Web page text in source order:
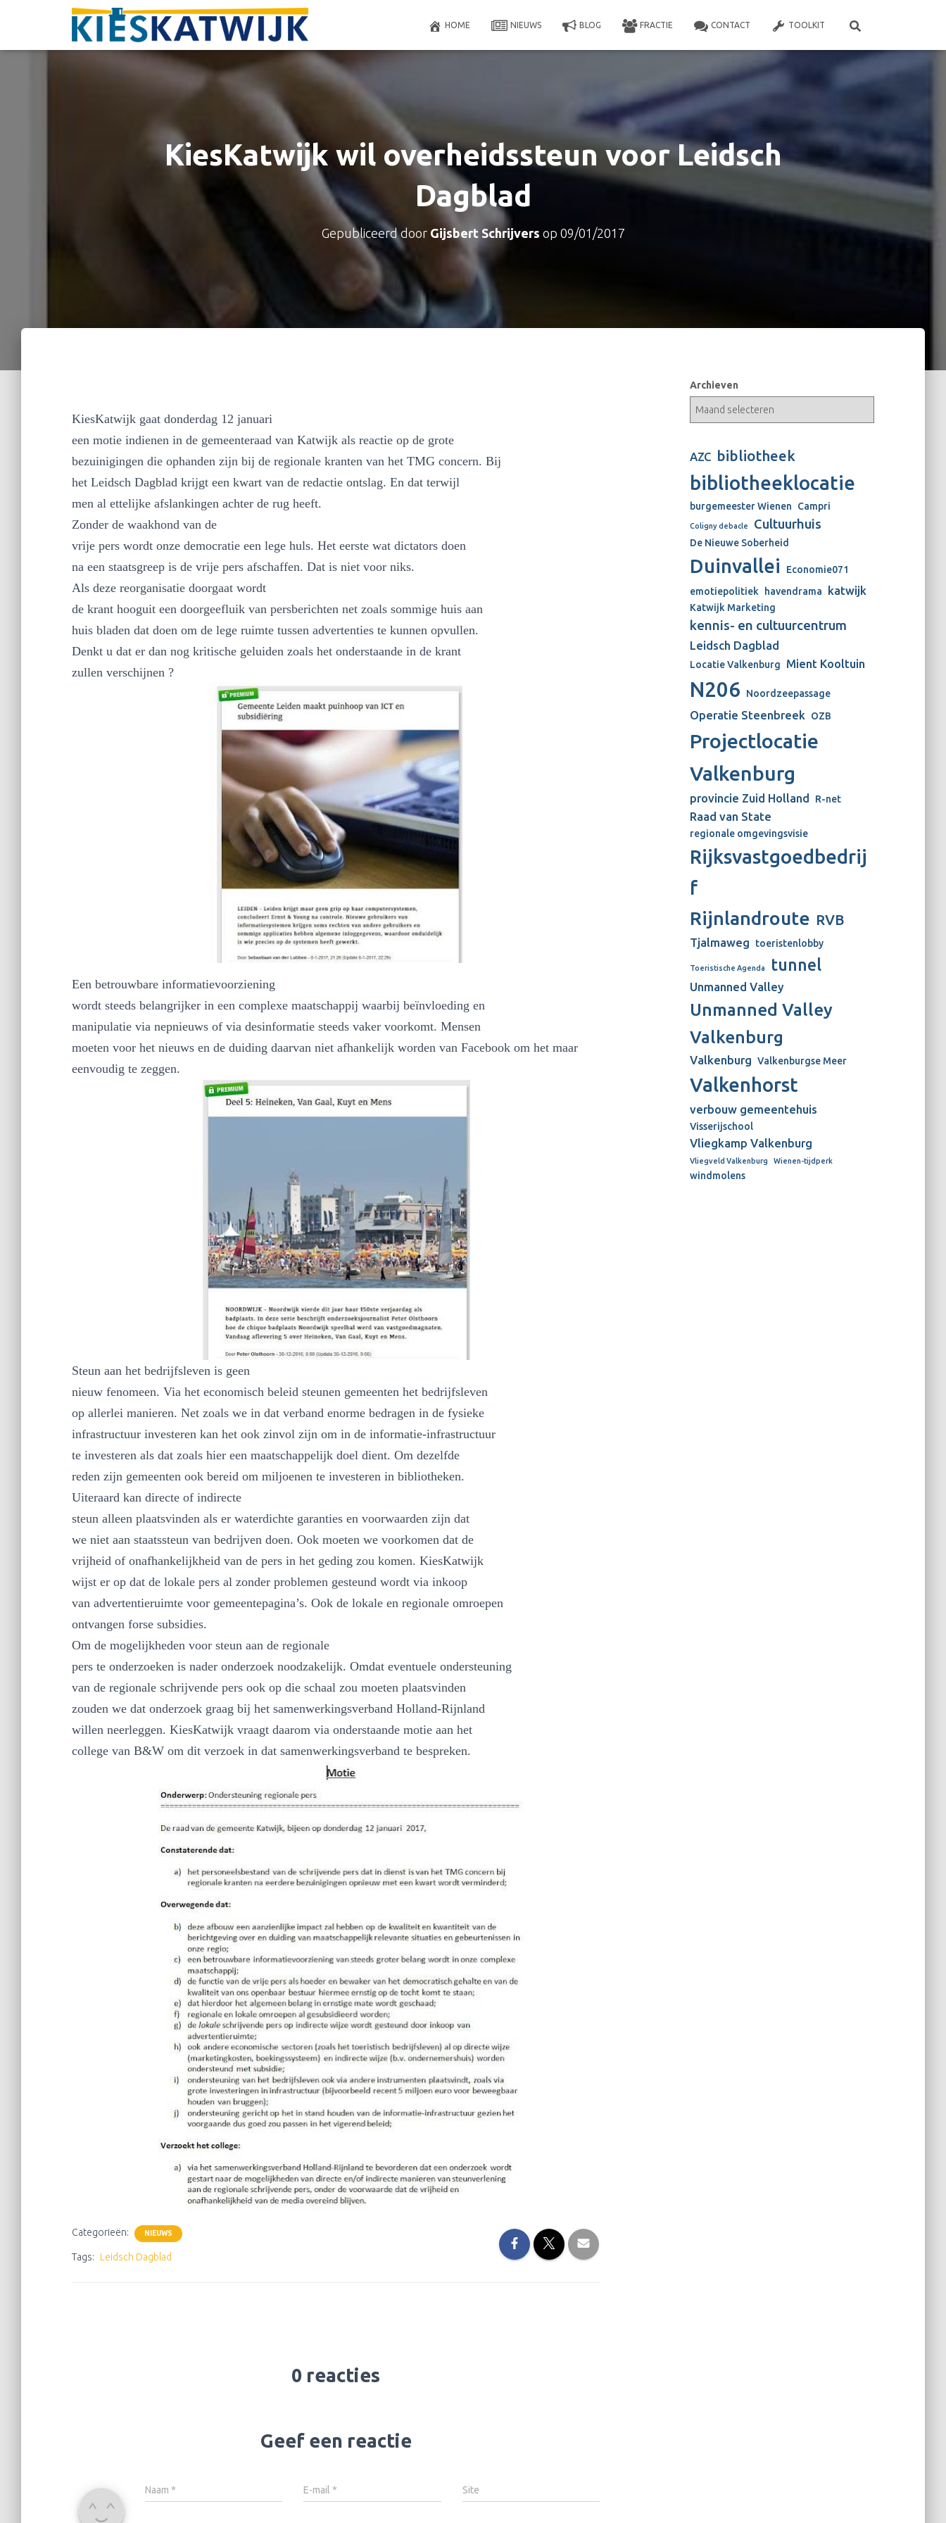
HOME NIEUWS BLOG FRACTIE CONTACT TOOLKIT
KiesKatwijk wil overheidssteun voor Leidsch
Dagblad
Gepubliceerd door Gijsbert Schrijvers op 09/01/2017
KiesKatwijk gaat donderdag 12 januari
een motie indienen in de gemeenteraad van Katwijk als reactie op de grote
bezuinigingen die ophanden zijn bij de regionale kranten van het TMG concern. Bij
het Leidsch Dagblad krijgt een kwart van de redactie ontslag. En dat terwijl
men al ettelijke afslankingen achter de rug heeft.
Zonder de waakhond van de
vrije pers wordt onze democratie een lege huls. Het eerste wat dictators doen
na een staatsgreep is de vrije pers afschaffen. Dat is niet voor niks.
Als deze reorganisatie doorgaat wordt
de krant hooguit een doorgeefluik van persberichten net zoals sommige huis aan
huis bladen dat doen om de lege ruimte tussen advertenties te kunnen opvullen.
Denkt u dat er dan nog kritische geluiden zoals het onderstaande in de krant
zullen verschijnen ?
Een betrouwbare informatievoorziening
wordt steeds belangrijker in een complexe maatschappij waarbij beïnvloeding en
manipulatie via nepnieuws of via desinformatie steeds vaker voorkomt. Mensen
moeten voor het nieuws en de duiding daarvan niet afhankelijk worden van Facebook om het maar
eenvoudig te zeggen.
Steun aan het bedrijfsleven is geen
nieuw fenomeen. Via het economisch beleid steunen gemeenten het bedrijfsleven
op allerlei manieren. Net zoals we in dat verband enorme bedragen in de fysieke
infrastructuur investeren kan het ook zinvol zijn om in de informatie-infrastructuur
te investeren als dat zoals hier een maatschappelijk doel dient. Om dezelfde
reden zijn gemeenten ook bereid om miljoenen te investeren in bibliotheken.
Uiteraard kan directe of indirecte
steun alleen plaatsvinden als er waterdichte garanties en voorwaarden zijn dat
we niet aan staatssteun van bedrijven doen. Ook moeten we voorkomen dat de
vrijheid of onafhankelijkheid van de pers in het geding zou komen. KiesKatwijk
wijst er op dat de lokale pers al zonder problemen gesteund wordt via inkoop
van advertentieruimte voor gemeentepagina’s. Ook de lokale en regionale omroepen
ontvangen forse subsidies.
Om de mogelijkheden voor steun aan de regionale
pers te onderzoeken is nader onderzoek noodzakelijk. Omdat eventuele ondersteuning
van de regionale schrijvende pers ook op die schaal zou moeten plaatsvinden
zouden we dat onderzoek graag bij het samenwerkingsverband Holland-Rijnland
willen neerleggen. KiesKatwijk vraagt daarom via onderstaande motie aan het
college van B&W om dit verzoek in dat samenwerkingsverband te bespreken.
Categorieën: NIEUWS
Tags: Leidsch Dagblad
0 reacties
Geef een reactie
Naam * E-mail * Site
Archieven
AZC bibliotheek
bibliotheeklocatie
burgemeester Wienen Campri
Coligny debacle Cultuurhuis
De Nieuwe Soberheid
Duinvallei
Economie071
emotiepolitiek
havendrama katwijk
Katwijk Marketing
kennis- en cultuurcentrum
Leidsch Dagblad
Locatie Valkenburg Mient Kooltuin
N206 Noordzeepassage
Operatie Steenbreek OZB
Projectlocatie
Valkenburg
provincie Zuid Holland R-net
Raad van State
regionale omgevingsvisie
Rijksvastgoedbedrij
f
Rijnlandroute RVB
Tjalmaweg toeristenlobby
Toeristische Agenda tunnel
Unmanned Valley
Unmanned Valley
Valkenburg
Valkenburg Valkenburgse Meer
Valkenhorst
verbouw gemeentehuis
Visserijschool
Vliegkamp Valkenburg
Vliegveld Valkenburg Wienen-tijdperk
windmolens